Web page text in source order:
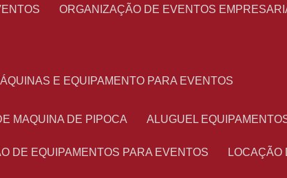
ORGANIZAÇÃO DE EVENTOS
MÁQUINAS E EQUIPAMENTO PARA EVENTOS
MAQUINA DE PIPOCA ALUGUEL
DE EQUIPAMENTOS PARA EVENTOS